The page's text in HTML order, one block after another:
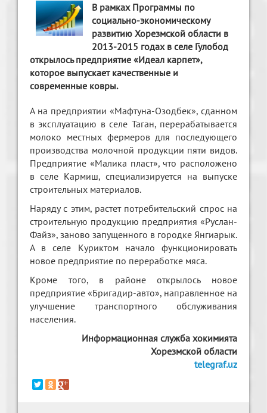
В рамках Программы по
социально-экономическому
развитию Хорезмской области в
2013-2015 годах в селе Гулобод
открылось предприятие «Идеал карпет»,
которое выпускает качественные и
современные ковры.
А на предприятии «Мафтуна-Озодбек», сданном
в эксплуатацию в селе Таган, перерабатывается
молоко местных фермеров для последующего
производства молочной продукции пяти видов.
Предприятие «Малика пласт», что расположено
в селе Кармиш, специализируется на выпуске
строительных материалов.
Наряду с этим, растет потребительский спрос на
строительную продукцию предприятия «Руслан-
Файз», заново запущенного в городке Янгиарык.
А в селе Куриктом начало функционировать
новое предприятие по переработке мяса.
Кроме того, в районе открылось новое
предприятие «Бригадир-авто», направленное на
улучшение транспортного обслуживания
населения.
Информационная служба хокимията
Хорезмской области
telegraf.uz